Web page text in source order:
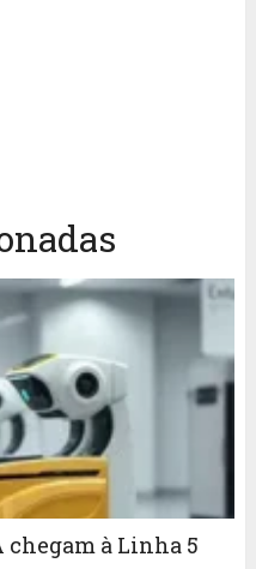
chegam à Linha 5